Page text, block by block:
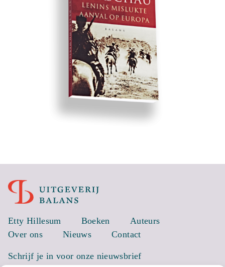
Etty Hillesum Boeken
Auteurs
Over ons
Nieuws Contact
Schrijf je in voor onze nieuwsbrief